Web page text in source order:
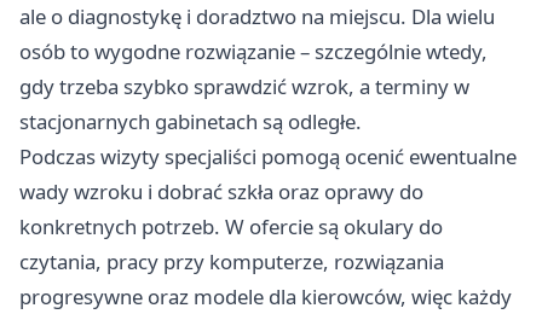
ale o diagnostykę i doradztwo na miejscu. Dla wielu
osób to wygodne rozwiązanie – szczególnie wtedy,
gdy trzeba szybko sprawdzić wzrok, a terminy w
stacjonarnych gabinetach są odległe.
Podczas wizyty specjaliści pomogą ocenić ewentualne
wady wzroku i dobrać szkła oraz oprawy do
konkretnych potrzeb. W ofercie są okulary do
czytania, pracy przy komputerze, rozwiązania
progresywne oraz modele dla kierowców, więc każdy